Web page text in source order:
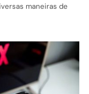
maneiras de